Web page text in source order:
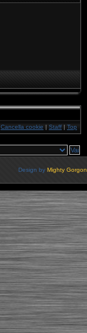
Cancella cookie | Staff | Top
Design by Mighty Gorgon